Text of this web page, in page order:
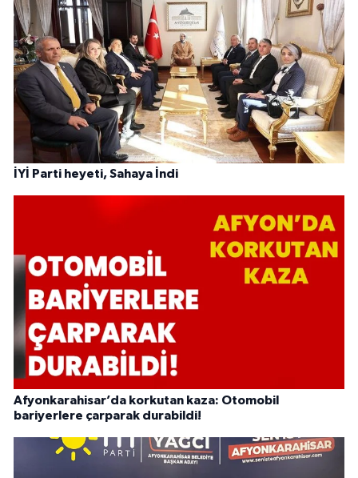
İYİ Parti heyeti, Sahaya İndi
Afyonkarahisar’da korkutan kaza: Otomobil
bariyerlere çarparak durabildi!